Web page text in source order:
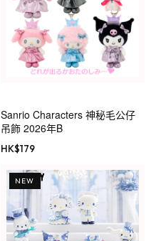
Sanrio Characters 神秘毛公仔
吊飾 2026年B
HK$179
NEW